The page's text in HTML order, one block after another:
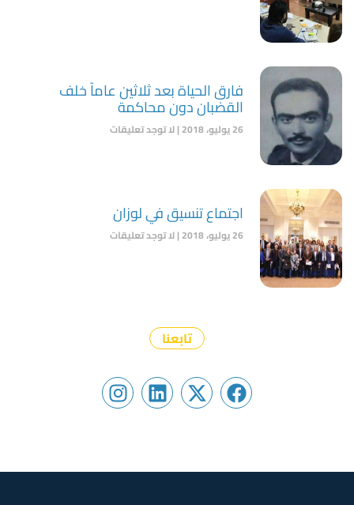
فارق الحياة بعد ثلاثين عاماً خلف
القضبان دون محاكمة
26 يوليو، 2018 لا توجد تعليقات
اجتماع تنسيق في لوزان
26 يوليو، 2018 لا توجد تعليقات
تابعنا